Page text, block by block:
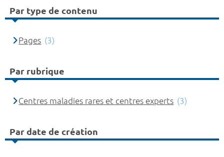
Par type de contenu
Pages (3)
Par rubrique
Centres maladies rares et centres experts (3)
Par date de création